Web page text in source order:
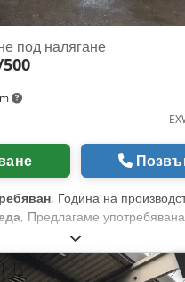
под налягане
, Година на
, Предлагаме
през 1991 г. Дата
Тип машина: IP/500
Ah Tjck Машината е